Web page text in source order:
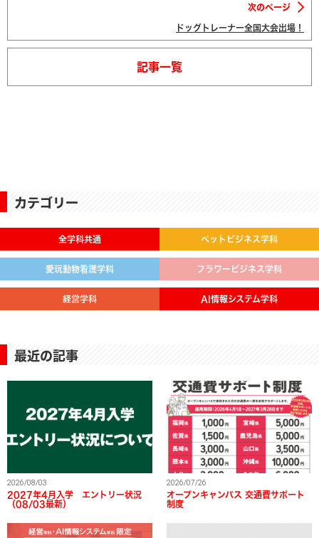
記事一覧
次のページ
ドッグトレーナー全国大会出場！
カテゴリー
全学科共通 ペットビジネス学科
愛玩動物看護学科 フラワービジネス学科
経営学科 AI情報システム学科
最近の記事
2026/08/03
2027年4月入学 エントリー状況
（08/03最新）
2026/07/26
オープンキャンパス 交通費サポート
制度